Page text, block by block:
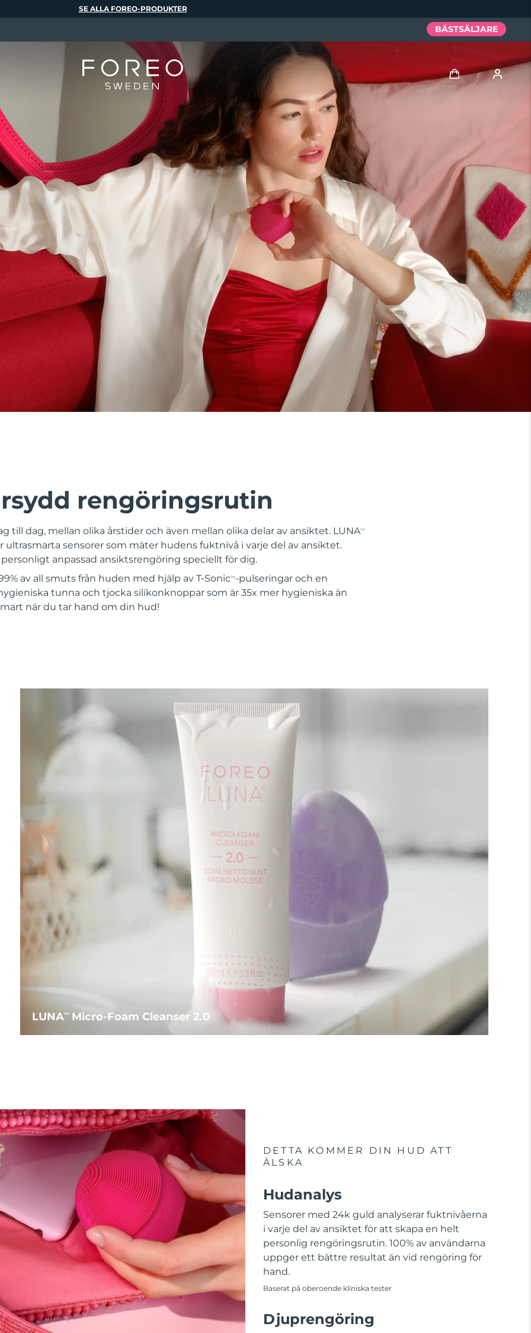
rengöringsrutin
till dag, mellan olika årstider och även mellan olika delar av ansiktet. LUNATM
ultrasmarta sensorer som mäter hudens fuktnivå i varje del av ansiktet.
anpassad ansiktsrengöring speciellt för dig.
av all smuts från huden med hjälp av T-SonicTM -pulseringar och en
tunna och tjocka silikonknoppar som är 35x mer hygieniska än
när du tar hand om din hud!
LUNATMMicro-Foam Cleanser 2.0
DETTA KOMMER DIN HUD ATT
ÄLSKA
Hudanalys
Sensorer med 24k guld analyserar fuktnivåerna
i varje del av ansiktet för att skapa en helt
personlig rengöringsrutin. 100% av användarna
uppger ett bättre resultat än vid rengöring för
hand.
Baserat på oberoende kliniska tester
Djuprengöring
SE ALLA FOREO-PRODUKTER
BÄSTSÄLJARE
Användarprofil
Mina enheter
Mina beställningar
Mina adresser
Mina prenumerationer